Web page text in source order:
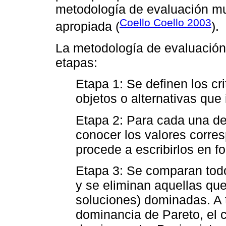
metodología de evaluación
apropiada (Coello Coello 2003).
La metodología de
etapas:
Etapa 1: Se definen los
objetos o alternativas
Etapa 2: Para cada una
conocer los valores
procede a escribirlos en
Etapa 3: Se comparan
y se eliminan aquellas
soluciones) dominadas.
dominancia de Pareto, el